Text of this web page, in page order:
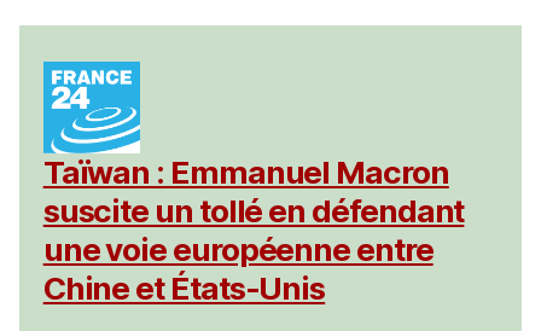
Taïwan : Emmanuel Macron
suscite un tollé en défendant
une voie européenne entre
Chine et États-Unis